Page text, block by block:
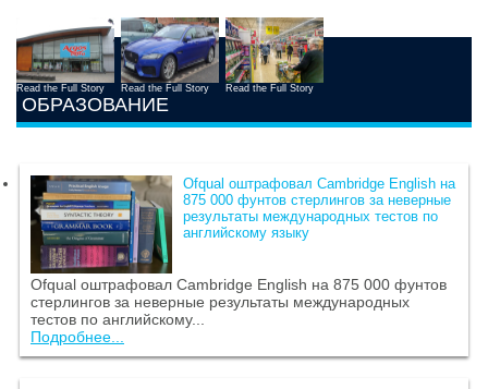
Read the Full Story Read the Full Story Read the Full Story
ОБРАЗОВАНИЕ
Ofqual оштрафовал Cambridge English на
875 000 фунтов стерлингов за неверные
результаты международных тестов по
английскому языку
Ofqual оштрафовал Cambridge English на 875 000 фунтов
стерлингов за неверные результаты международных
тестов по английскому...
Подробнее...